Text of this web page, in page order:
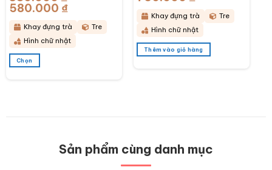
phẩm
phẩm
43x28x6cm BT-
KDT15
580.000 ₫Khoảng
giá:
từ
380.000 ₫
đến
580.000 ₫
Khay đựng trà
Tre
Hình chữ nhật
Chọn
KDT14
Khay đựng trà
Tre
Hình chữ nhật
Thêm vào giỏ hàng
Sản phẩm cùng danh mục